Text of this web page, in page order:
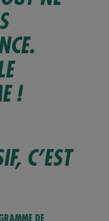
!
C’EST
DE